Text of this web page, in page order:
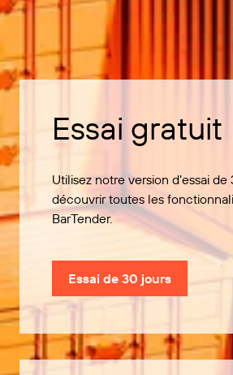
Essai gratuit
Utilisez notre version d’essai
découvrir toutes les
BarTender.
Essai de 30 jours